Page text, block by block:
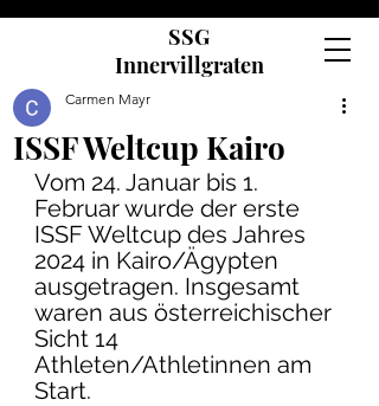
SSG
Innervillgraten
ISSF Weltcup Kairo
Carmen Mayr
Vom 24. Januar bis 1.
Februar wurde der erste
ISSF Weltcup des Jahres
2024 in Kairo/Ägypten
ausgetragen. Insgesamt
waren aus österreichischer
Sicht 14
Athleten/Athletinnen am
Start.